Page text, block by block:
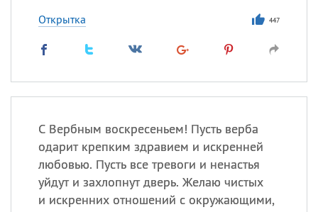
Открытка 447
С Вербным воскресеньем! Пусть верба
одарит крепким здравием и искренней
любовью. Пусть все тревоги и ненастья
уйдут и захлопнут дверь. Желаю чистых
и искренних отношений с окружающими,